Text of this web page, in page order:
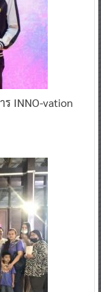
ร INNO-vation